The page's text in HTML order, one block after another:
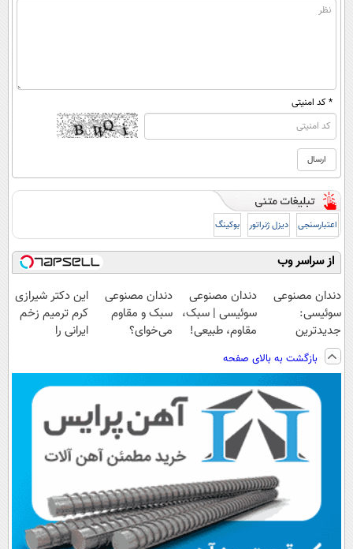
* کد امنیتی
اعتبارسنجی دیزل ژنراتور بوکینگ
از سراسر وب
دندان مصنوعی
سوئیسی:
جدیدترین
فناوری اروپا،
سبک و مقاوم |
پرداخت قسطی
دندان مصنوعی
سوئیسی | سبک،
مقاوم، طبیعی!
رایگان+پرداخت
اقساطی😍
دندان مصنوعی
سبک و مقاوم
می‌خوای؟
📍تهران
این دکتر شیرازی
کرم ترمیم زخم
ایرانی را
بازگشت به بالای صفحه